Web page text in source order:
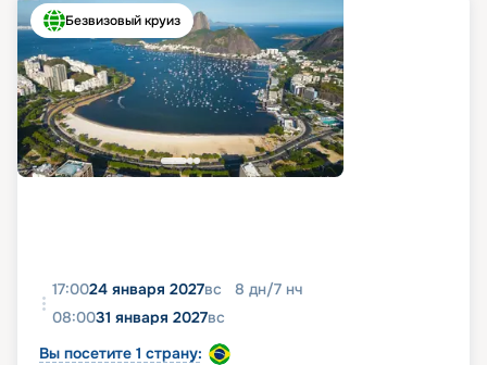
Безвизовый круиз
17:0024 января 2027вс 8 дн/7 нч
08:0031 января 2027вс
Вы посетите 1 страну: